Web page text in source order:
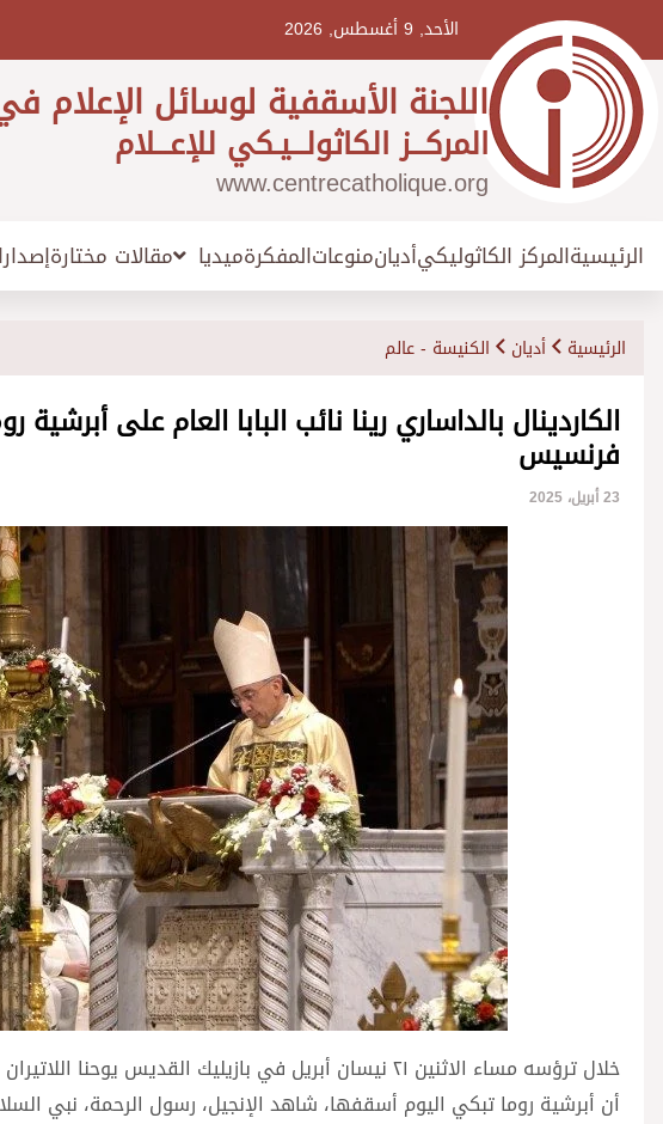
الأحد, 9 أغسطس, 2026
اللجنة الأسقفية لوسائل الإعلام
المركـــز الكاثولـــيـكي للإعـــلام
www.centrecatholique.org
الرئيسيةالمركز الكاثوليكيأديانمنوعاتالمفكرةميديا مقالات مختارة
الرئيسية أديان الكنيسة - عالم
الكاردينال بالداساري رينا نائب البابا العام على
فرنسيس
23 أبريل، 2025
خلال ترؤسه مساء الاثنين ٢١ نيسان أبريل في بازيليك
أن أبرشية روما تبكي اليوم أسقفها، شاهد الإنجيل، رسول الرحمة، نبي